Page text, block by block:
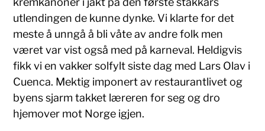
utlendingen de kunne dynke. Vi klarte for det
meste å unngå å bli våte av andre folk men
været var vist også med på karneval. Heldigvis
fikk vi en vakker solfylt siste dag med Lars Olav i
Cuenca. Mektig imponert av restaurantlivet og
byens sjarm takket læreren for seg og dro
hjemover mot Norge igjen.